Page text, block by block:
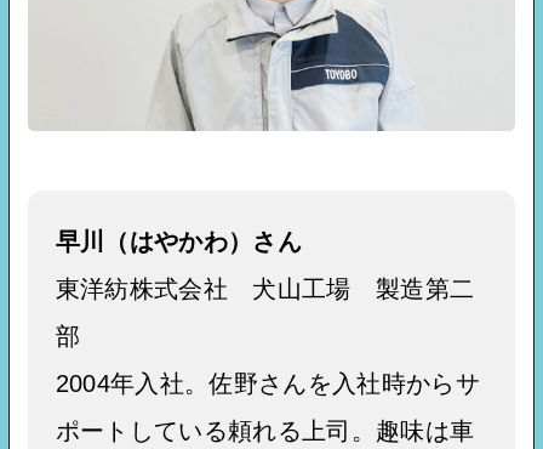
早川（はやかわ）さん
東洋紡株式会社 犬山工場 製造第二
部
2004年入社。佐野さんを入社時からサ
ポートしている頼れる上司。趣味は車